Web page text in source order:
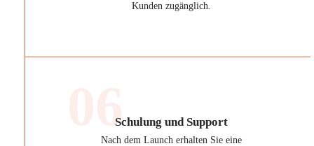
Kunden zugänglich.
06Schulung und Support
Nach dem Launch erhalten Sie eine